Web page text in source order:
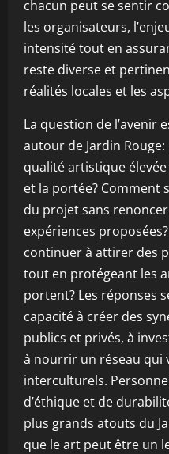
chacun peut se sentir
les organisateurs,
intensité tout en
reste diverse et
réalités locales et les
La question de l’avenir
autour de Jardin
qualité artistique
et la portée? Comment
du projet sans
expériences
continuer à attirer des
tout en protégeant les
portent? Les réponses
capacité à créer des
publics et privés, à
à nourrir un réseau qui
interculturels.
d’éthique et de
plus grands atouts du
que le art peut être un